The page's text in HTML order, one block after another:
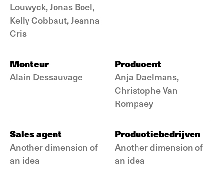
Louwyck, Jonas Boel,
Kelly Cobbaut, Jeanna
Cris
Monteur
Alain Dessauvage
Producent
Anja Daelmans,
Christophe Van
Rompaey
Sales agent
Another dimension of
an idea
Productiebedrijven
Another dimension of
an idea